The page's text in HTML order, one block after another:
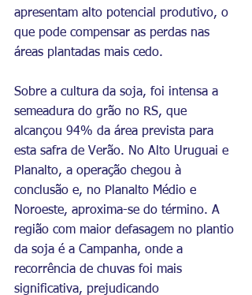
apresentam alto potencial produtivo, o
que pode compensar as perdas nas
áreas plantadas mais cedo.
Sobre a cultura da soja, foi intensa a
semeadura do grão no RS, que
alcançou 94% da área prevista para
esta safra de Verão. No Alto Uruguai e
Planalto, a operação chegou à
conclusão e, no Planalto Médio e
Noroeste, aproxima-se do término. A
região com maior defasagem no plantio
da soja é a Campanha, onde a
recorrência de chuvas foi mais
significativa, prejudicando